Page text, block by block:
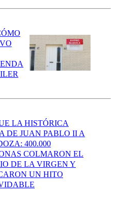
LA HISTÓRICA
DE JUAN PABLO II A
400.000
COLMARON EL
DE LA VIRGEN Y
UN HITO